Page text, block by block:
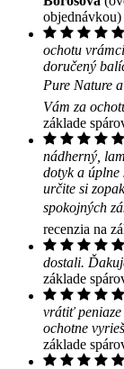
objednávkou)
ochotu
doručený
Pure Nature
Vám za
základe
nádherný,
dotyk a úplne
určite si
spokojných
recenzia na
dostali.
základe
vrátiť peniaze
ochotne
základe